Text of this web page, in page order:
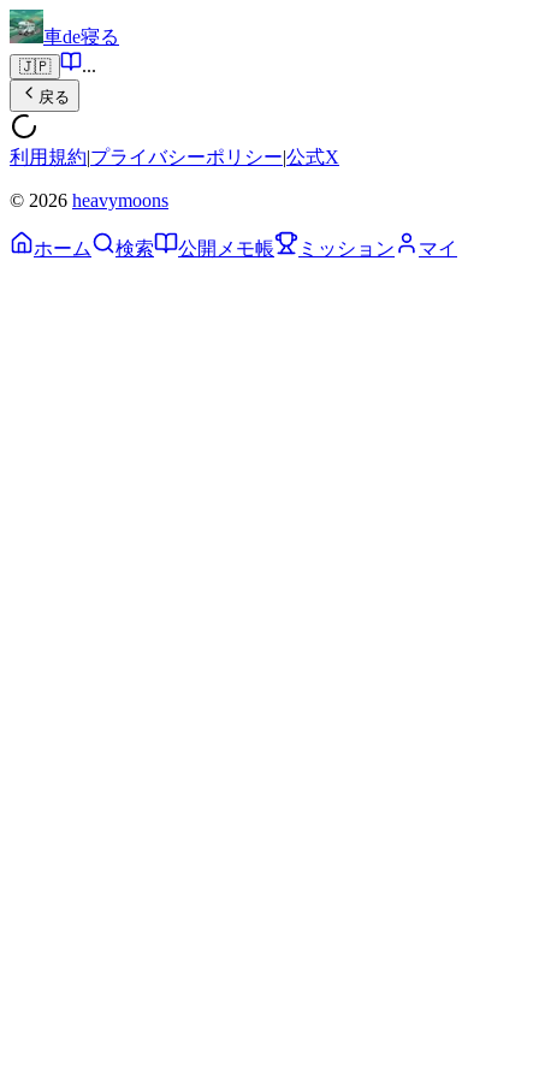
車de寝る
🇯🇵 ...
戻る
利用規約|プライバシーポリシー|公式X
© 2026 heavymoons
ホーム 検索 公開メモ帳 ミッション マイ